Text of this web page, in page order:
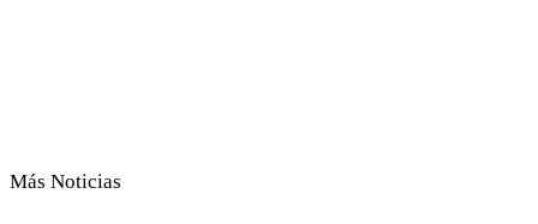
Más Noticias